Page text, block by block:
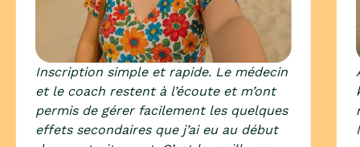
Inscription simple et rapide. Le médecin
et le coach restent à l’écoute et m’ont
permis de gérer facilement les quelques
effets secondaires que j’ai eu au début